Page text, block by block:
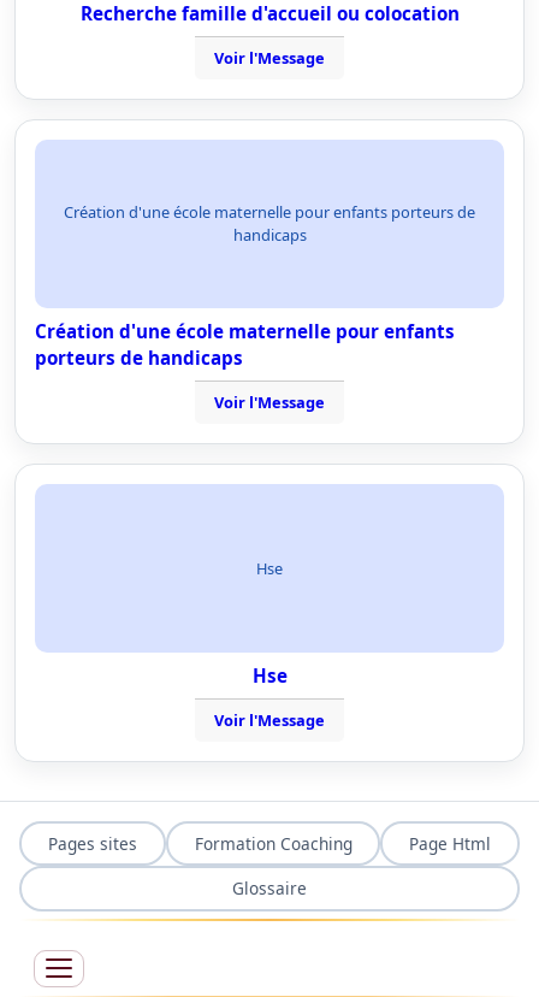
Recherche famille d'accueil ou colocation
Voir l'Message
Création d'une école maternelle pour enfants porteurs de
handicaps
Création d'une école maternelle pour enfants
porteurs de handicaps
Voir l'Message
Hse
Hse
Voir l'Message
Pages sites Formation Coaching
Page Html
Glossaire